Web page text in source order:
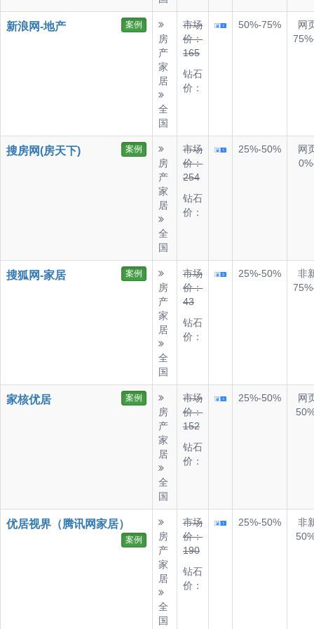
新浪网-地产 案例
房
产
家
居
全
国
市场
价：
165
钻石
价：
50%-75%
网
搜房网(房天下) 案例
房
产
家
居
全
国
市场
价：
254
钻石
价：
25%-50%
网
搜狐网-家居 案例
房
产
家
居
全
国
市场
价：
43
钻石
价：
25%-50%
非
家核优居 案例
房
产
家
居
全
国
市场
价：
152
钻石
价：
25%-50%
网
优居视界（腾讯网家居）
案例
房
产
家
居
全
国
市场
价：
190
钻石
价：
25%-50%
非